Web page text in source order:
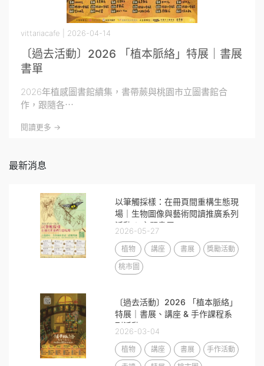
〔過去活動〕2026 「植本脈絡」特展｜書展
書單
vittariacafe | 2026-04-14
2026年植感圖書館續集，書帶蕨與桃園市立圖書館合
作，跟隨各⋯
閱讀更多 ->
最新消息
以筆觸採樣：在冊頁間重構生態現
場｜生物圖像與藝術閱讀推廣系列
活動 & 主題書展
2026-05-27
植物 講座 書展
獎勵活動
桃市圖
〔過去活動〕2026 「植本脈絡」
特展｜書展、講座 & 手作課程系
列活動
2026-03-04
植物 講座 書展
手作活動